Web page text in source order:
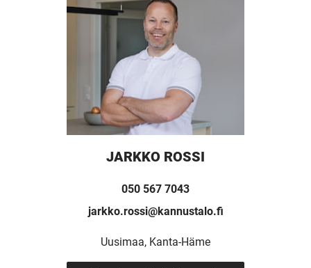
JARKKO ROSSI
050 567 7043
jarkko.rossi@kannustalo.fi
Uusimaa, Kanta-Häme
KODIKSI-
TALOKIRJA ON
JULKAISTU
Upea yli 200-sivuinen talokirja!